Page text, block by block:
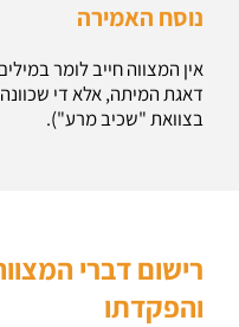
נוסח האמירה
אין המצווה חייב לומר
דאגת המיתה, אלא די
בצוואת "שכיב מרע").
רישום דברי
והפקדתו